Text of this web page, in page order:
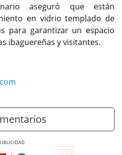
aseguró que están
en vidrio templado de
para garantizar un espacio
ibaguereñas y visitantes.